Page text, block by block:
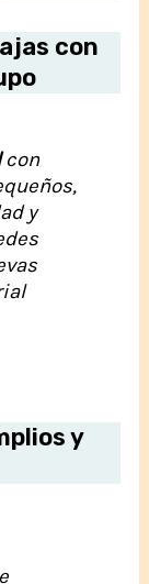
con
con
y
y